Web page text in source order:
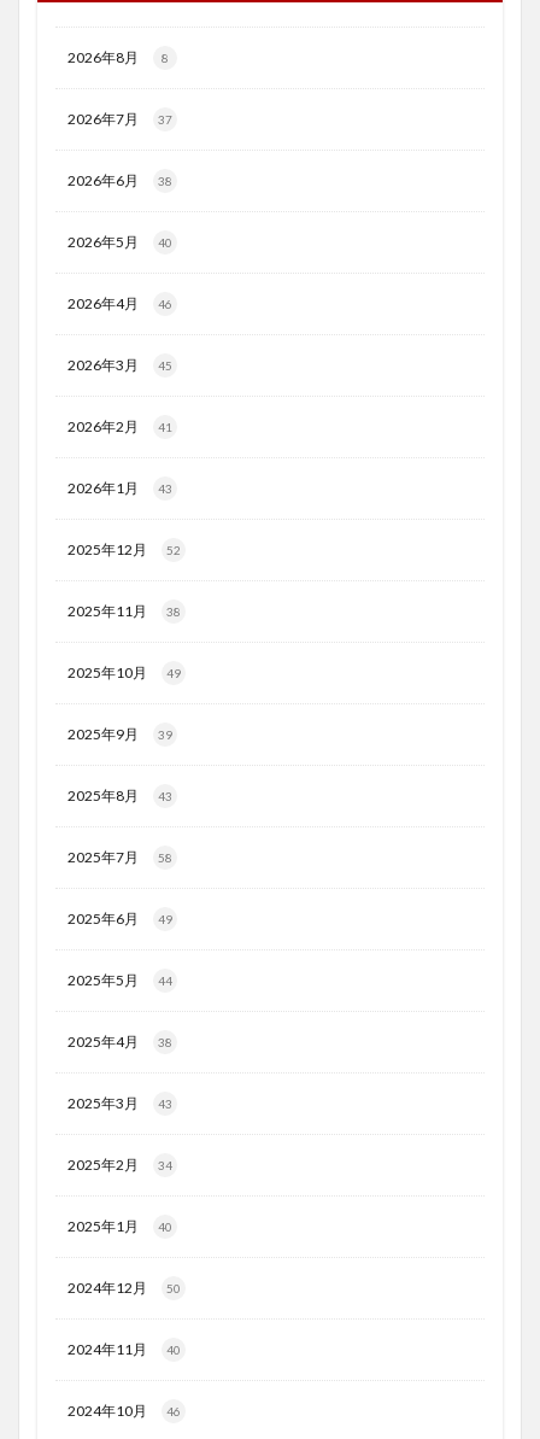
2026年8月 8
2026年7月 37
2026年6月 38
2026年5月 40
2026年4月 46
2026年3月 45
2026年2月 41
2026年1月 43
2025年12月 52
2025年11月 38
2025年10月 49
2025年9月 39
2025年8月 43
2025年7月 58
2025年6月 49
2025年5月 44
2025年4月 38
2025年3月 43
2025年2月 34
2025年1月 40
2024年12月 50
2024年11月 40
2024年10月 46